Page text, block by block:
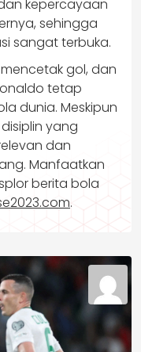
kepercayaan
sehingga
sangat terbuka.
gol, dan
tetap
dunia. Meskipun
yang
dan
Manfaatkan
berita bola
.